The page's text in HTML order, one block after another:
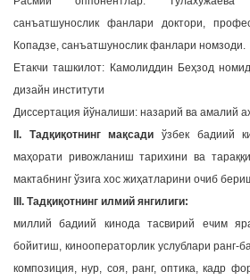
санъатшунослик фанлари доктори,
Копадзе, санъатшунослик фанлари номзоди.
Етакчи ташкилот: Камолиддин Беҳзод
дизайн институти
Диссертация йўналиши: назарий ва амалий
II. Тадқиқотнинг мақсади ўзбек бадиий
маҳорати ривожланиш тарихини ва
мактабнинг ўзига хос жиҳатларини очиб
III. Тадқиқотнинг илмий янгилиги:
миллий бадиий кинода тасвирий ечим
бойитиш, кинооператорлик услублари ранг-
композиция, нур, соя, ранг, оптика, кадр